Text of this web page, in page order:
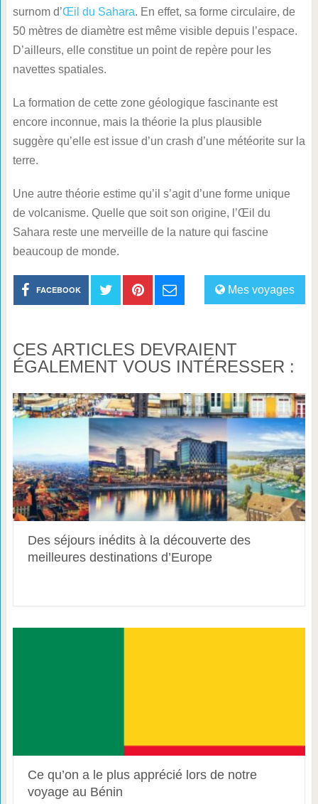
surnom d’Œil du Sahara. En effet, sa forme circulaire, de
50 mètres de diamètre est même visible depuis l’espace.
D’ailleurs, elle constitue un point de repère pour les
navettes spatiales.
La formation de cette zone géologique fascinante est
encore inconnue, mais la théorie la plus plausible
suggère qu’elle est issue d’un crash d’une météorite sur la
terre.
Une autre théorie estime qu’il s’agit d’une forme unique
de volcanisme. Quelle que soit son origine, l’Œil du
Sahara reste une merveille de la nature qui fascine
beaucoup de monde.
Mes voyages
FACEBOOK
CES ARTICLES DEVRAIENT
ÉGALEMENT VOUS INTÉRESSER :
Des séjours inédits à la découverte des
meilleures destinations d’Europe
Ce qu’on a le plus apprécié lors de notre
voyage au Bénin